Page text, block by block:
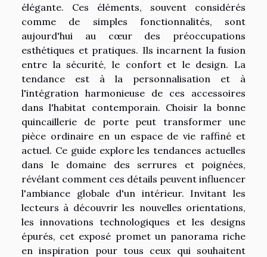
élégante. Ces éléments, souvent considérés
comme de simples fonctionnalités, sont
aujourd'hui au cœur des préoccupations
esthétiques et pratiques. Ils incarnent la fusion
entre la sécurité, le confort et le design. La
tendance est à la personnalisation et à
l'intégration harmonieuse de ces accessoires
dans l'habitat contemporain. Choisir la bonne
quincaillerie de porte peut transformer une
pièce ordinaire en un espace de vie raffiné et
actuel. Ce guide explore les tendances actuelles
dans le domaine des serrures et poignées,
révélant comment ces détails peuvent influencer
l'ambiance globale d'un intérieur. Invitant les
lecteurs à découvrir les nouvelles orientations,
les innovations technologiques et les designs
épurés, cet exposé promet un panorama riche
en inspiration pour tous ceux qui souhaitent